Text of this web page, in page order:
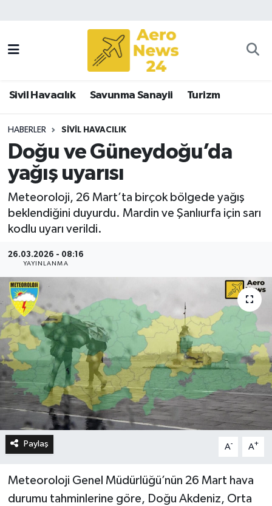
Sivil Havacılık Savunma Sanayii Turizm
HABERLER SIVIL HAVACILIK
Doğu ve Güneydoğu’da
yağış uyarısı
Meteoroloji, 26 Mart’ta birçok bölgede yağış
beklendiğini duyurdu. Mardin ve Şanlıurfa için sarı
kodlu uyarı verildi.
26.03.2026 - 08:16
YAYINLANMA
Paylaş A- A+
Meteoroloji Genel Müdürlüğü’nün 26 Mart hava
durumu tahminlerine göre, Doğu Akdeniz, Orta